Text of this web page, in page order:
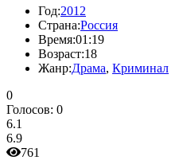
Год:2012
Страна:Россия
Время:01:19
Возраст:18
Жанр:Драма, Криминал
0
Голосов: 0
6.1
6.9
761